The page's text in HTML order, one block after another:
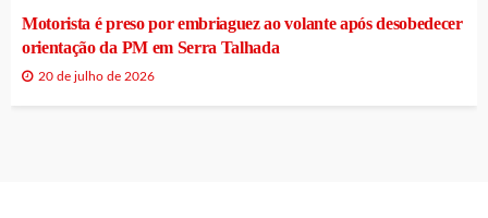
Motorista é preso por embriaguez ao volante após desobedecer
orientação da PM em Serra Talhada
20 de julho de 2026